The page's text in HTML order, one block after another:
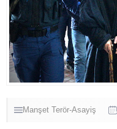
Manşet Terör-Asayiş